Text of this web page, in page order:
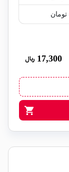
17,300 ریال
shopping_cart